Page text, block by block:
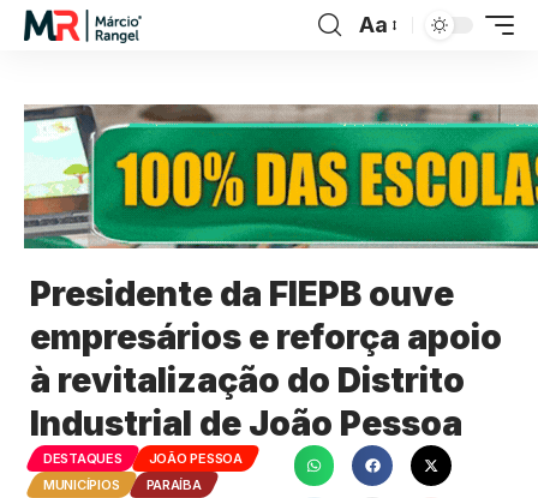
Aa
Presidente da FIEPB ouve
empresários e reforça apoio
à revitalização do Distrito
Industrial de João Pessoa
DESTAQUES
JOÃO PESSOA
MUNICÍPIOS
PARAÍBA